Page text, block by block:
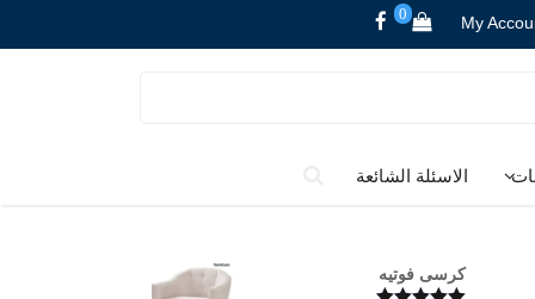
My
0
الاسئلة الشائعة
كرسى فوتيه